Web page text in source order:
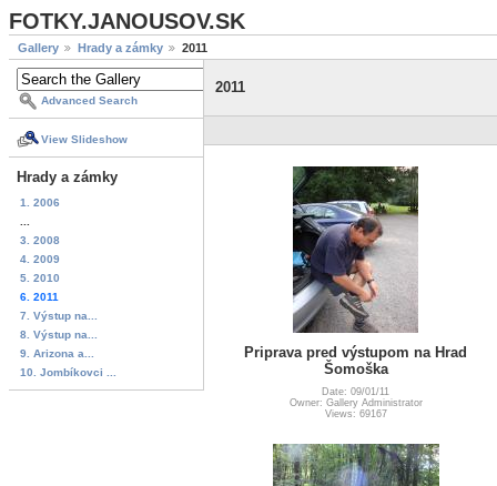
FOTKY.JANOUSOV.SK
Gallery Hrady a zámky 2011
Advanced Search
View Slideshow
Hrady a zámky
1. 2006
3. 2008
4. 2009
5. 2010
6. 2011
7. Výstup na...
8. Výstup na...
9. Arizona a...
10. Jombíkovci ...
2011
Priprava pred výstupom na Hrad
Šomoška
Date: 09/01/11
Owner: Gallery Administrator
Views: 69167